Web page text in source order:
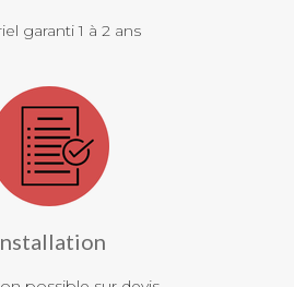
garanti 1 à 2 ans